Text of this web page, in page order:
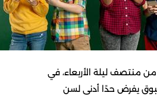
من منتصف ليلة الأربعاء، في
يفرض حدًا أدنى لسن